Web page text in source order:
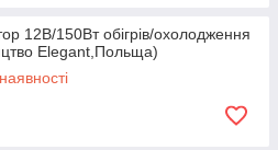
12В/150Вт обігрів/охолодження
Elegant,Польща)